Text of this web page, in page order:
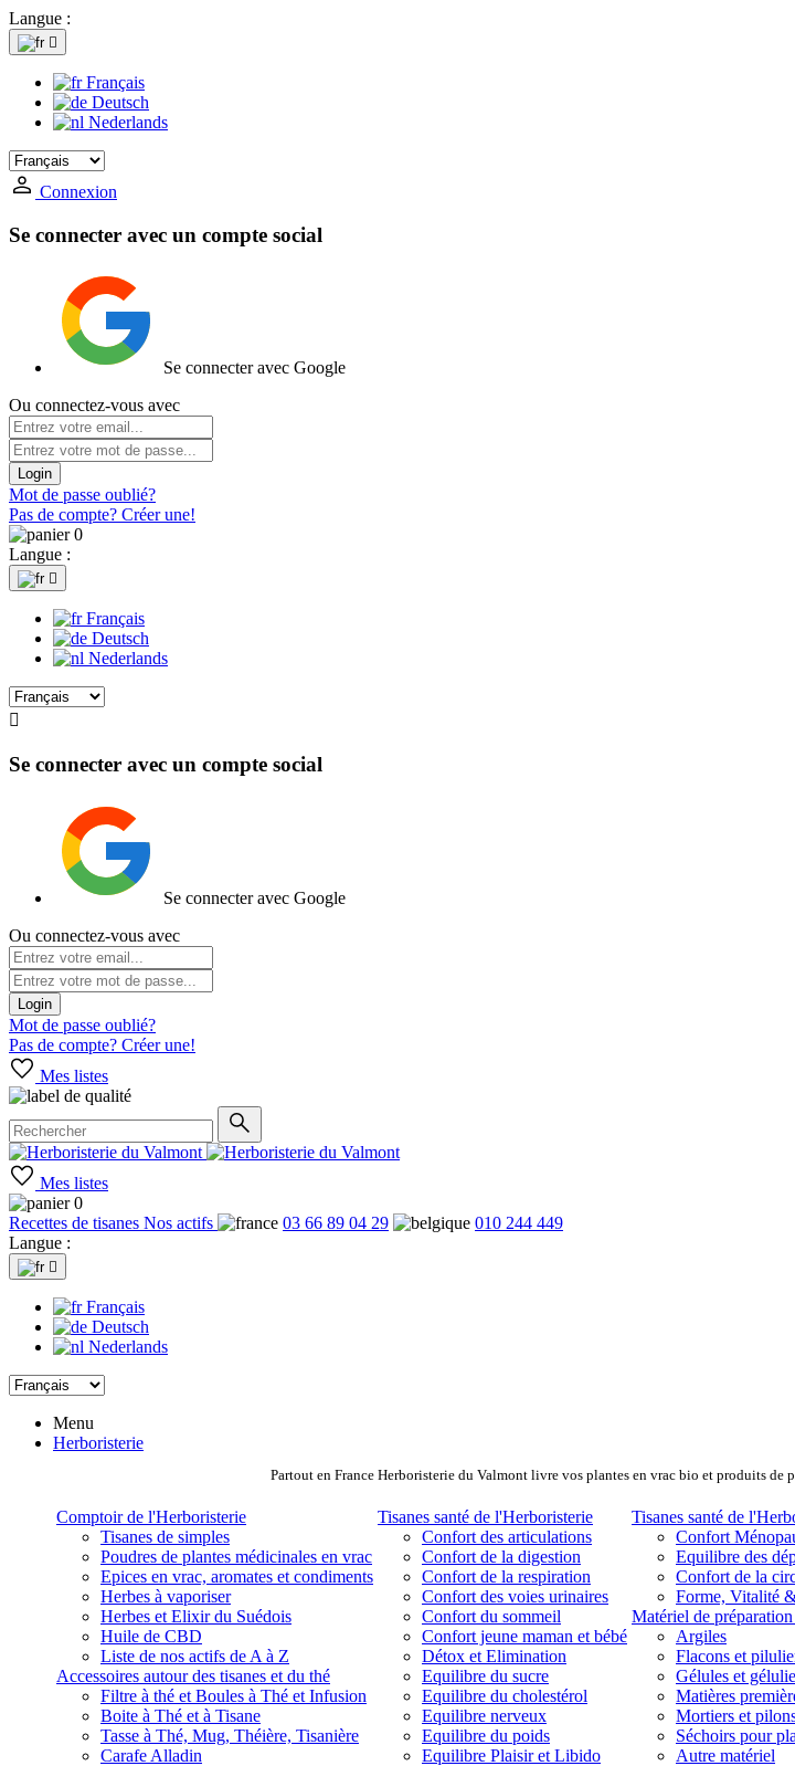
Langue :

Français
Deutsch
Nederlands
Connexion
Se connecter avec un compte social
Se connecter avec Google
Ou connectez-vous avec
Login
Mot de passe oublié?
Pas de compte? Créer une!
0
Langue :

Français
Deutsch
Nederlands

Se connecter avec un compte social
Se connecter avec Google
Ou connectez-vous avec
Login
Mot de passe oublié?
Pas de compte? Créer une!
Mes listes
Mes listes
0
Recettes de tisanes Nos actifs 03 66 89 04 29
010 244 449
Langue :

Français
Deutsch
Nederlands
Menu
Herboristerie
Partout en France Herboristerie du Valmont livre vos plantes en vrac bio et produits
Comptoir de l'Herboristerie
Tisanes de simples
Poudres de plantes médicinales en vrac
Epices en vrac, aromates et condiments
Herbes à vaporiser
Herbes et Elixir du Suédois
Huile de CBD
Liste de nos actifs de A à Z
Accessoires autour des tisanes et du thé
Filtre à thé et Boules à Thé et Infusion
Boite à Thé et à Tisane
Tasse à Thé, Mug, Théière, Tisanière
Carafe Alladin
Tisanes santé de l'Herboristerie
Confort des articulations
Confort de la digestion
Confort de la respiration
Confort des voies urinaires
Confort du sommeil
Confort jeune maman et bébé
Détox et Elimination
Equilibre du sucre
Equilibre du cholestérol
Equilibre nerveux
Equilibre du poids
Equilibre Plaisir et Libido
Tisanes santé de
Confort
Equilibre des
Confort de la
Forme, Vitalité
Matériel de
Argiles
Flacons et
Gélules et
Matières
Mortiers et
Séchoirs pour
Autre matériel